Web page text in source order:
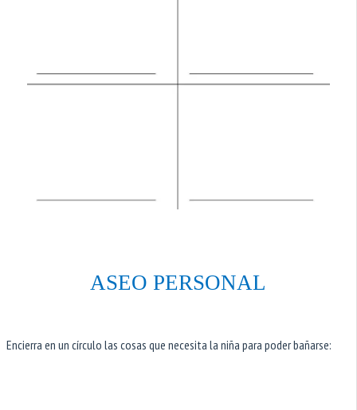
ASEO PERSONAL
Encierra en un círculo las cosas que necesita la niña para poder bañarse: